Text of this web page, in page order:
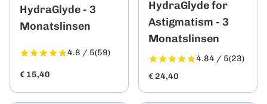
HydraGlyde - 3
Monatslinsen
4.8 / 5(59)
€ 15,40
HydraGlyde for
Astigmatism - 3
Monatslinsen
4.84 / 5(23)
€ 24,40